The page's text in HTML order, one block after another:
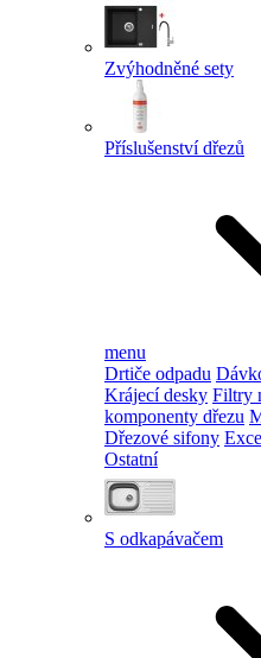
Zvýhodněné sety
Příslušenství dřezů
menu
Drtiče odpadu
Krájecí desky Filtry
komponenty dřezu
Dřezové sifony
Ostatní
S odkapávačem